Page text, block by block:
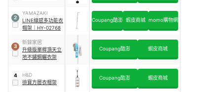
2
YAMAZAKI
LINE線感多功能衣
帽架
HY-02768
Coupang酷澎 蝦皮商城 momo購物網
3
新錸家居
升級版單桿頂天立
地不鏽鋼曬衣架
Coupang酷澎 蝦皮商城
4
H&D
徘寶方層衣帽架
Coupang酷澎 蝦皮商城